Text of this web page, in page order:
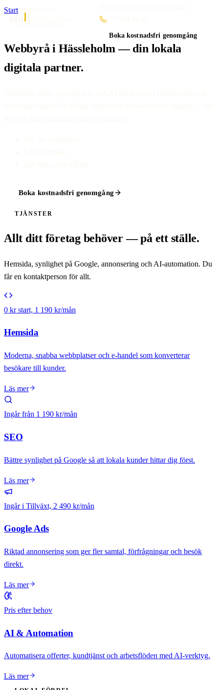
sto
Boka kostnadsfri genomgång
Start
Webbyrå i Hässleholm — din lokala
digitala partner.
Boka kostnadsfri genomgång
TJÄNSTER
Allt ditt företag behöver — på ett ställe.
Hemsida, synlighet på Google, annonsering och AI-automation. Du
får en kontaktperson för allt.
0 kr start, 1 190 kr/mån
Hemsida
Moderna, snabba webbplatser och e-handel som konverterar
besökare till kunder.
Läs mer
Ingår från 1 190 kr/mån
SEO
Bättre synlighet på Google så att lokala kunder hittar dig först.
Läs mer
Ingår i Tillväxt, 2 490 kr/mån
Google Ads
Riktad annonsering som ger fler samtal, förfrågningar och besök
direkt.
Läs mer
Pris efter behov
AI & Automation
Automatisera offerter, kundtjänst och arbetsflöden med AI-verktyg.
Läs mer